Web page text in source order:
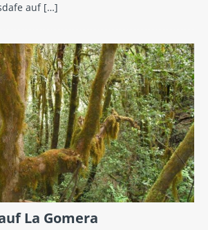
auf […]
La Gomera